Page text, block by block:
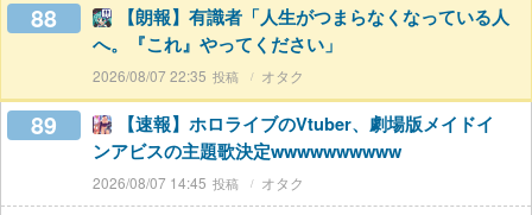
88
【朗報】有識者「人生がつまらなくなっている人
へ。『これ』やってください」
2026/08/07 22:35 オタク
89
【速報】ホロライブのVtuber、劇場版メイドイ
ンアビスの主題歌決定wwwwwwwwww
2026/08/07 14:45 オタク